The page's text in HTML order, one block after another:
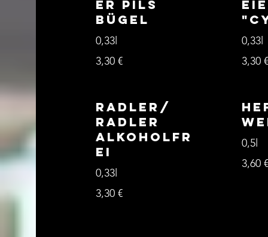
er Pils
Bügel
0,33l
3,30 €
0,33l
3,30 €
Radler/
Radler
alkoholfr
ei
0,33l
3,30 €
0,5l
3,60 €